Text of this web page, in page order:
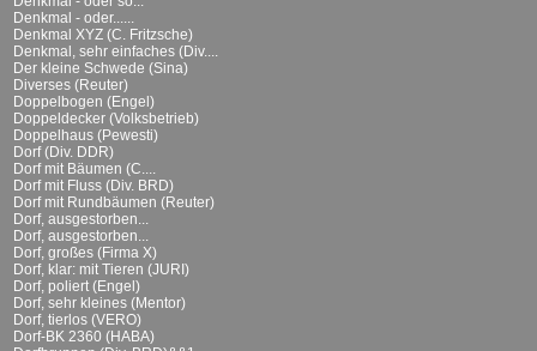
Denkmal - oder......
Denkmal XYZ (C. Fritzsche)
Denkmal, sehr einfaches (Div....
Der kleine Schwede (Sina)
Diverses (Reuter)
Doppelbogen (Engel)
Doppeldecker (Volksbetrieb)
Doppelhaus (Pewesti)
Dorf (Div. DDR)
Dorf mit Bäumen (C....
Dorf mit Fluss (Div. BRD)
Dorf mit Rundbäumen (Reuter)
Dorf, ausgestorben...
Dorf, ausgestorben...
Dorf, großes (Firma X)
Dorf, klar: mit Tieren (JURI)
Dorf, poliert (Engel)
Dorf, sehr kleines (Mentor)
Dorf, tierlos (VERO)
Dorf-BK 2360 (HABA)